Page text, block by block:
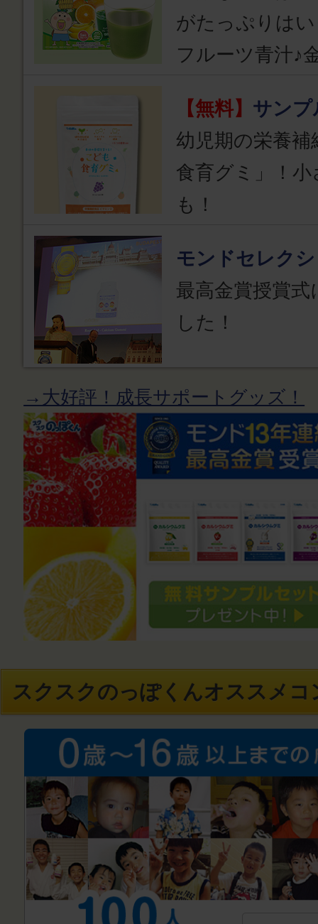
がたっぷりは
フルーツ青汁♪
【無料】 サンプ
幼児期の栄養
食育グミ」！
も！
モンドセレク
最高金賞授賞
した！
→大好評！成長サポートグッズ！
スクスクのっぽくんオススメコ